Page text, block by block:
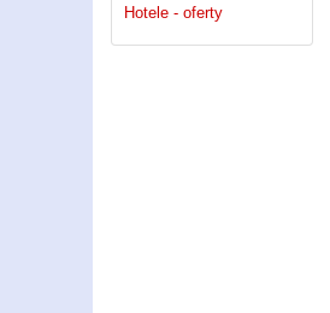
Hotele - oferty